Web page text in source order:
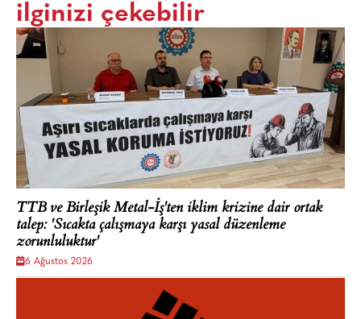
ilginizi çekebilir
TTB ve Birleşik Metal-İş'ten iklim krizine dair ortak
talep: 'Sıcakta çalışmaya karşı yasal düzenleme
zorunluluktur'
6 Ağustos 2026